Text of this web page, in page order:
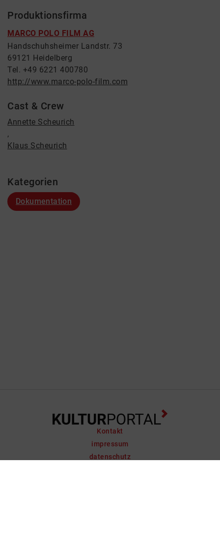
Produktionsfirma
MARCO POLO FILM AG
Handschuhsheimer Landstr. 73
69121 Heidelberg
Tel. +49 6221 400780
http://www.marco-polo-film.com
Cast & Crew
Annette Scheurich
,
Klaus Scheurich
Kategorien
Dokumentation
Kontakt
impressum
datenschutz